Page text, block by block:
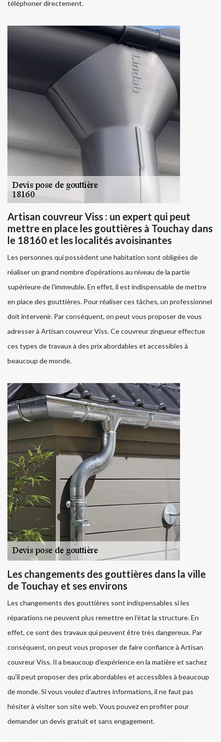
téléphoner directement.
Artisan couvreur Viss : un expert qui peut
mettre en place les gouttières à Touchay dans
le 18160 et les localités avoisinantes
Les personnes qui possèdent une habitation sont obligées de
réaliser un grand nombre d'opérations au niveau de la partie
supérieure de l'immeuble. En effet, il est indispensable de mettre
en place des gouttières. Pour réaliser ces tâches, un professionnel
doit intervenir. Par conséquent, on peut vous proposer de vous
adresser à Artisan couvreur Viss. Ce couvreur zingueur effectue
ces types de travaux à des prix abordables et accessibles à
beaucoup de monde.
Les changements des gouttières dans la ville
de Touchay et ses environs
Les changements des gouttières sont indispensables si les
réparations ne peuvent plus remettre en l'état la structure. En
effet, ce sont des travaux qui peuvent être très dangereux. Par
conséquent, on peut vous proposer de faire confiance à Artisan
couvreur Viss. Il a beaucoup d'expérience en la matière et sachez
qu'il peut proposer des prix abordables et accessibles à beaucoup
de monde. Si vous voulez d'autres informations, il ne faut pas
hésiter à visiter son site web. Vous pouvez en profiter pour
demander un devis gratuit et sans engagement.